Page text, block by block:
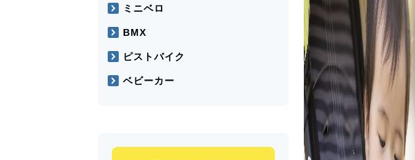
ミニベロ
BMX
ピストバイク
ベビーカー